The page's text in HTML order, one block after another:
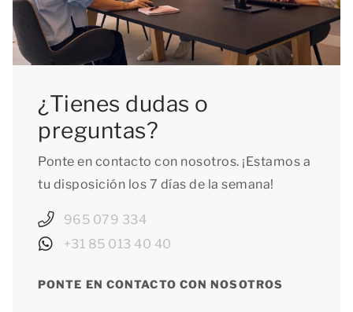
¿Tienes dudas o
preguntas?
Ponte en contacto con nosotros. ¡Estamos a
tu disposición los 7 días de la semana!
965 079 334
+31 85 013 40 40
PONTE EN CONTACTO CON NOSOTROS